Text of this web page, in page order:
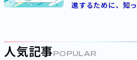
進するために、知
人気記事 POPULAR